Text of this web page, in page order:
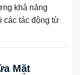
khả năng
các tác động từ
Mặt